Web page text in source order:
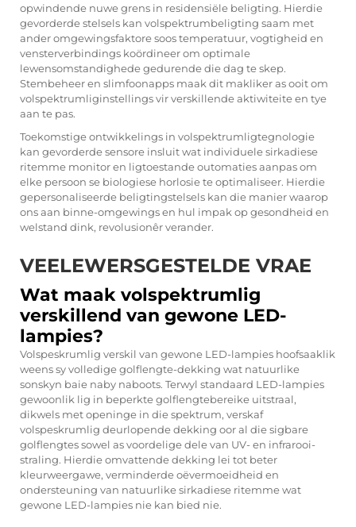
opwindende nuwe grens in residensiële beligting. Hierdie
gevorderde stelsels kan volspektrumbeligting saam met
ander omgewingsfaktore soos temperatuur, vogtigheid en
vensterverbindings koördineer om optimale
lewensomstandighede gedurende die dag te skep.
Stembeheer en slimfoonapps maak dit makliker as ooit om
volspektrumliginstellings vir verskillende aktiwiteite en tye
aan te pas.
Toekomstige ontwikkelings in volspektrumligtegnologie
kan gevorderde sensore insluit wat individuele sirkadiese
ritemme monitor en ligtoestande outomaties aanpas om
elke persoon se biologiese horlosie te optimaliseer. Hierdie
gepersonaliseerde beligtingstelsels kan die manier waarop
ons aan binne-omgewings en hul impak op gesondheid en
welstand dink, revolusionêr verander.
VEELEWERSGESTELDE VRAE
Wat maak volspektrumlig
verskillend van gewone LED-
lampies?
Volspeskrumlig verskil van gewone LED-lampies hoofsaaklik
weens sy volledige golflengte-dekking wat natuurlike
sonskyn baie naby naboots. Terwyl standaard LED-lampies
gewoonlik lig in beperkte golflengtebereike uitstraal,
dikwels met openinge in die spektrum, verskaf
volspeskrumlig deurlopende dekking oor al die sigbare
golflengtes sowel as voordelige dele van UV- en infrarooi-
straling. Hierdie omvattende dekking lei tot beter
kleurweergawe, verminderde oëvermoeidheid en
ondersteuning van natuurlike sirkadiese ritemme wat
gewone LED-lampies nie kan bied nie.